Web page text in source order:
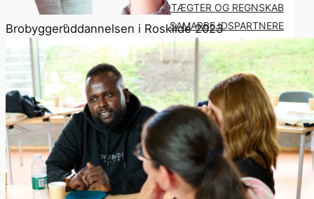
VEDTÆGTER OG REGNSKAB
SAMARBEJDSPARTNERE
PRESSEFOTOS
KONTAKT OS
STØT OS
BLIV MEDLEM
DONATION
STØT OS I DIT TESTAMENTE
WEBSHOP
Brobyggeruddannelsen i Roskilde 2023